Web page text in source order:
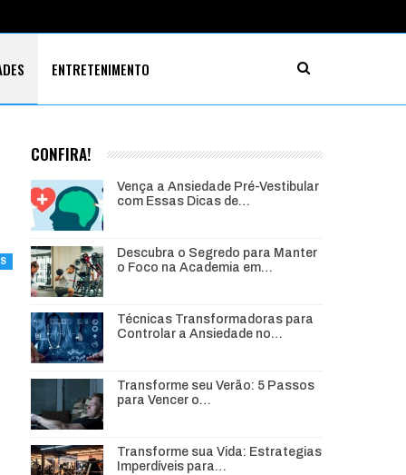
ENTRETENIMENTO
CONFIRA!
Vença a Ansiedade Pré-Vestibular
com Essas Dicas de…
Descubra o Segredo para Manter
o Foco na Academia em…
Técnicas Transformadoras para
Controlar a Ansiedade no…
Transforme seu Verão: 5 Passos
para Vencer o…
Transforme sua Vida: Estrategias
Imperdíveis para…